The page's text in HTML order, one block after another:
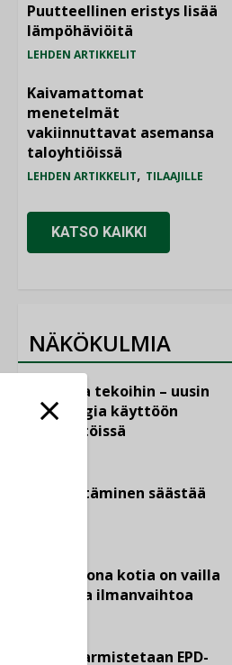
Puutteellinen eristys lisää
lämpöhäviöitä
LEHDEN ARTIKKELIT
Kaivamattomat
menetelmät
vakiinnuttavat asemansa
taloyhtiöissä
LEHDEN ARTIKKELIT, TILAAJILLE
KATSO KAIKKI
NÄKÖKULMIA
Puheista tekoihin – uusin
teknologia käyttöön
kiinteistöissä
Sähköistäminen säästää
Yli miljoona kotia on vailla
toimivaa ilmanvaihtoa
Miten varmistetaan EPD-